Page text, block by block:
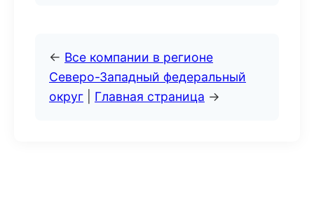
← Все компании в регионе
Северо-Западный федеральный
округ
Главная страница →